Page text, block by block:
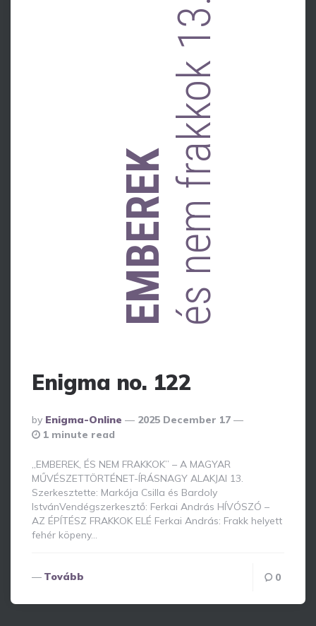
EMBEREKés nem frakkok 13.
Enigma no. 122
Posted
By
By Enigma-Online
2025 December 17
1 minute read
„EMBEREK, ÉS NEM FRAKKOK” – A MAGYAR
MŰVÉSZETTÖRTÉNET-ÍRÁSNAGY ALAKJAI 13.
Szerkesztette: Markója Csilla és Bardoly
IstvánVendégszerkesztő: Ferkai András HÍVÓSZÓ –
AZ ÉPÍTÉSZ FRAKKOK ELÉ Ferkai András: Frakk helyett
fehér köpeny…
Tovább 0